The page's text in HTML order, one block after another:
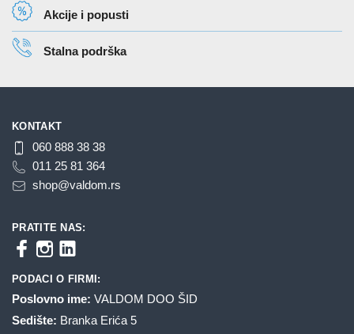
Akcije i popusti
Stalna podrška
KONTAKT
060 888 38 38
011 25 81 364
shop@valdom.rs
PRATITE NAS:
PODACI O FIRMI:
Poslovno ime: VALDOM DOO ŠID
Sedište: Branka Erića 5